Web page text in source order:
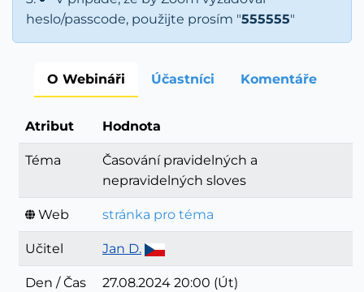
heslo/passcode, použijte prosím "555555"
O Webináři Účastníci Komentáře
Atribut Hodnota
Téma
Časování pravidelných a
nepravidelných sloves
Web stránka pro téma
Učitel Jan D.
Den / Čas 27.08.2024 20:00 (Út)